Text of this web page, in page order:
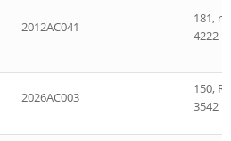
2012AC041
181,
4222
2026AC003
150,
3542